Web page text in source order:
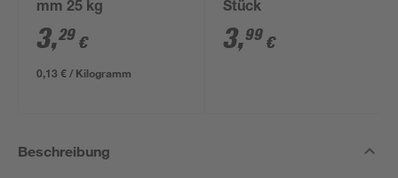
mm 25 kg
3,29 €
0,13 € / Kilogramm
Stück
3,99 €
Beschreibung